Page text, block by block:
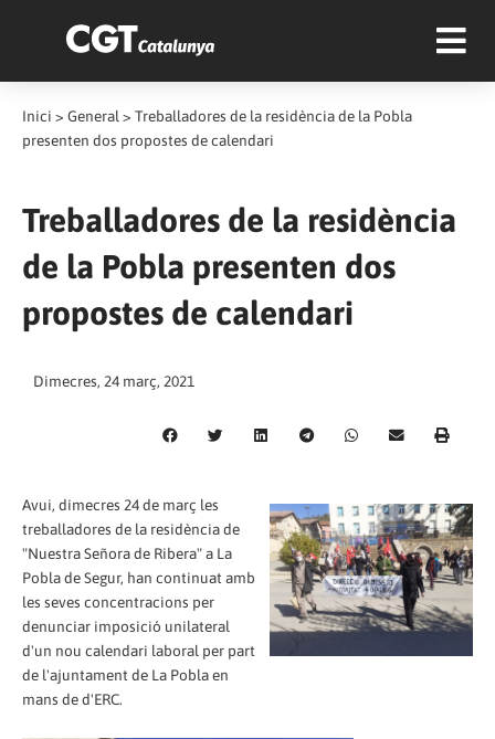
Inici > General > Treballadores de la residència de la Pobla
presenten dos propostes de calendari
Treballadores de la residència
de la Pobla presenten dos
propostes de calendari
Dimecres, 24 març, 2021
Avui, dimecres 24 de març les
treballadores de la residència de
"Nuestra Señora de Ribera" a La
Pobla de Segur, han continuat amb
les seves concentracions per
denunciar imposició unilateral
d'un nou calendari laboral per part
de l'ajuntament de La Pobla en
mans de d'ERC.